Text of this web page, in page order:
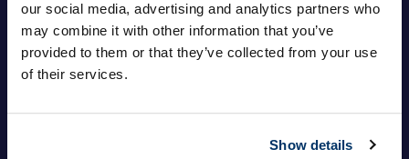
our social media, advertising and analytics partners who
may combine it with other information that you’ve
provided to them or that they’ve collected from your use
of their services.
Show details
パスワード